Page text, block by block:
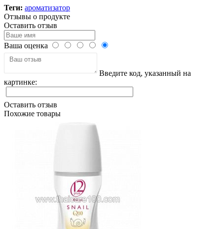
Теги: ароматизатор
Отзывы о продукте
Оставить отзыв
Ваша оценка
Введите код, указанный на
картинке:
Оставить отзыв
Похожие товары